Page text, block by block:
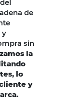
de
y
sin
la
lo
y